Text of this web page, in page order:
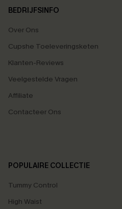
BEDRIJFSINFO
Over Ons
Cupshe Toeleveringsketen
Klanten-Reviews
Veelgestelde Vragen
Affiliate
Contacteer Ons
POPULAIRE COLLECTIE
Tummy Control
High Waist